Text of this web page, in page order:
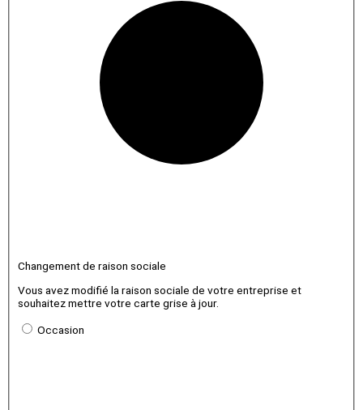
Changement de raison sociale
Vous avez modifié la raison sociale de votre entreprise et
souhaitez mettre votre carte grise à jour.
Occasion